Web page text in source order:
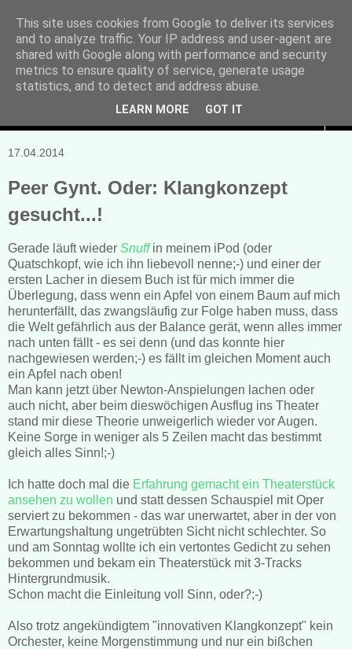
Manuela Sonntag
Bücher, Blogs & mehr
17.04.2014
Peer Gynt. Oder: Klangkonzept
gesucht...!
Gerade läuft wieder Snuffin meinem iPod (oder
Quatschkopf, wie ich ihn liebevoll nenne;-) und einer der
ersten Lacher in diesem Buch ist für mich immer die
Überlegung, dass wenn ein Apfel von einem Baum auf mich
herunterfällt, das zwangsläufig zur Folge haben muss, dass
die Welt gefährlich aus der Balance gerät, wenn alles immer
nach unten fällt - es sei denn (und das konnte hier
nachgewiesen werden;-) es fällt im gleichen Moment auch
ein Apfel nach oben!
Man kann jetzt über Newton-Anspielungen lachen oder
auch nicht, aber beim dieswöchigen Ausflug ins Theater
stand mir diese Theorie unweigerlich wieder vor Augen.
Keine Sorge in weniger als 5 Zeilen macht das bestimmt
gleich alles Sinn!;-)
Ich hatte doch mal die Erfahrung gemacht ein Theaterstück
ansehen zu wollen und statt dessen Schauspiel mit Oper
serviert zu bekommen - das war unerwartet, aber in der von
Erwartungshaltung ungetrübten Sicht nicht schlechter. So
und am Sonntag wollte ich ein vertontes Gedicht zu sehen
bekommen und bekam ein Theaterstück mit 3-Tracks
Hintergrundmusik.
Schon macht die Einleitung voll Sinn, oder?;-)
Also trotz angekündigtem "innovativen Klangkonzept" kein
Orchester, keine Morgenstimmung und nur ein bißchen
This site uses cookies from Google to deliver its services
and to analyze traffic. Your IP address and user-agent are
shared with Google along with performance and security
metrics to ensure quality of service, generate usage
statistics, and to detect and address abuse.
LEARN MORE GOT IT